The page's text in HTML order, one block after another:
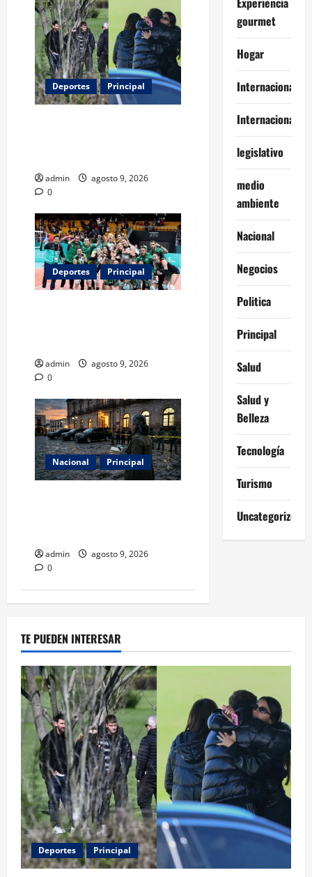
Deportes Principal
admin
agosto 9, 2026
0
Deportes Principal
admin
agosto 9, 2026
0
Nacional Principal
admin
agosto 9, 2026
0
gourmet
Hogar
Internacional
Internacionales
legislativo
medio
ambiente
Nacional
Negocios
Politica
Principal
Salud
Salud y
Belleza
Tecnología
Turismo
Uncategorized
TE PUEDEN INTERESAR
Deportes Principal